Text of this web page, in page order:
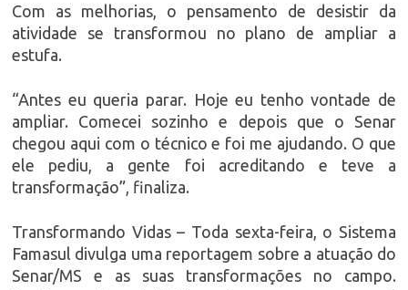
Com as melhorias, o pensamento de desistir da
atividade se transformou no plano de ampliar a
estufa.
“Antes eu queria parar. Hoje eu tenho vontade de
ampliar. Comecei sozinho e depois que o Senar
chegou aqui com o técnico e foi me ajudando. O que
ele pediu, a gente foi acreditando e teve a
transformação”, finaliza.
Transformando Vidas – Toda sexta-feira, o Sistema
Famasul divulga uma reportagem sobre a atuação do
Senar/MS e as suas transformações no campo.